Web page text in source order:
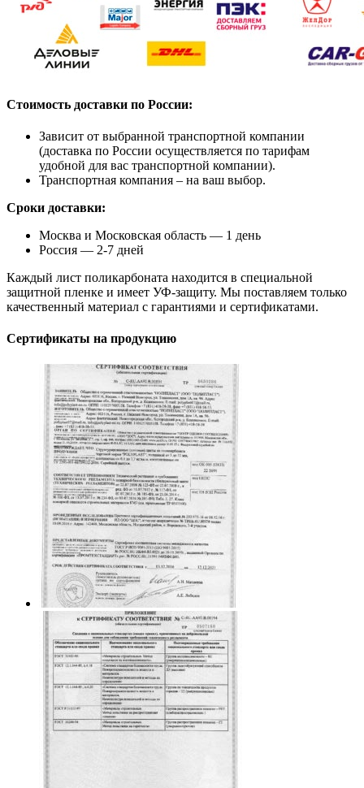
Стоимость доставки по России:
Зависит от выбранной транспортной компании
(доставка по России осуществляется по тарифам
удобной для вас транспортной компании).
Транспортная компания – на ваш выбор.
Сроки доставки:
Москва и Московская область — 1 день
Россия — 2-7 дней
Каждый лист поликарбоната находится в специальной
защитной пленке и имеет УФ-защиту. Мы поставляем только
качественный материал с гарантиями и сертификатами.
Сертификаты на продукцию